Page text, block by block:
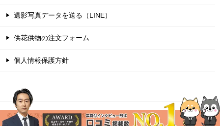
遺影写真データを送る（LINE）
供花供物の注文フォーム
個人情報保護方針
© 2005 有限会社東葛福祉葬祭